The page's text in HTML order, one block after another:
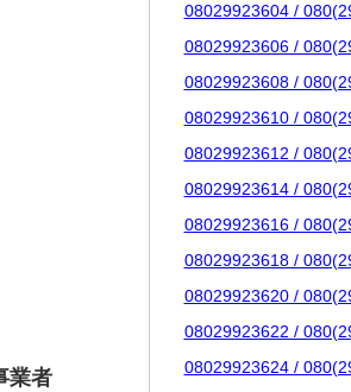
08029923604 /
08029923606 /
08029923608 /
08029923610 /
08029923612 /
08029923614 /
08029923616 /
08029923618 /
08029923620 /
08029923622 /
08029923624 /
業者